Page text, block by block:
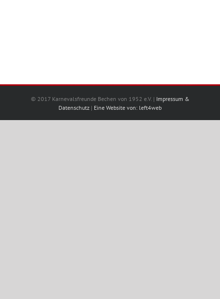
© 2017 Karnevalsfreunde Bechen von 1952 e.V. | Impressum &
Datenschutz | Eine Website von: left4web